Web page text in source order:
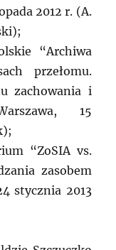
2012 r. (A.
“Archiwa
przełomu.
zachowania i
15
“ZoSIA vs.
zasobem
stycznia 2013